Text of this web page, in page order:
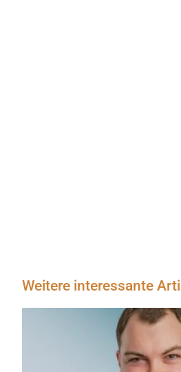
Weitere interessante